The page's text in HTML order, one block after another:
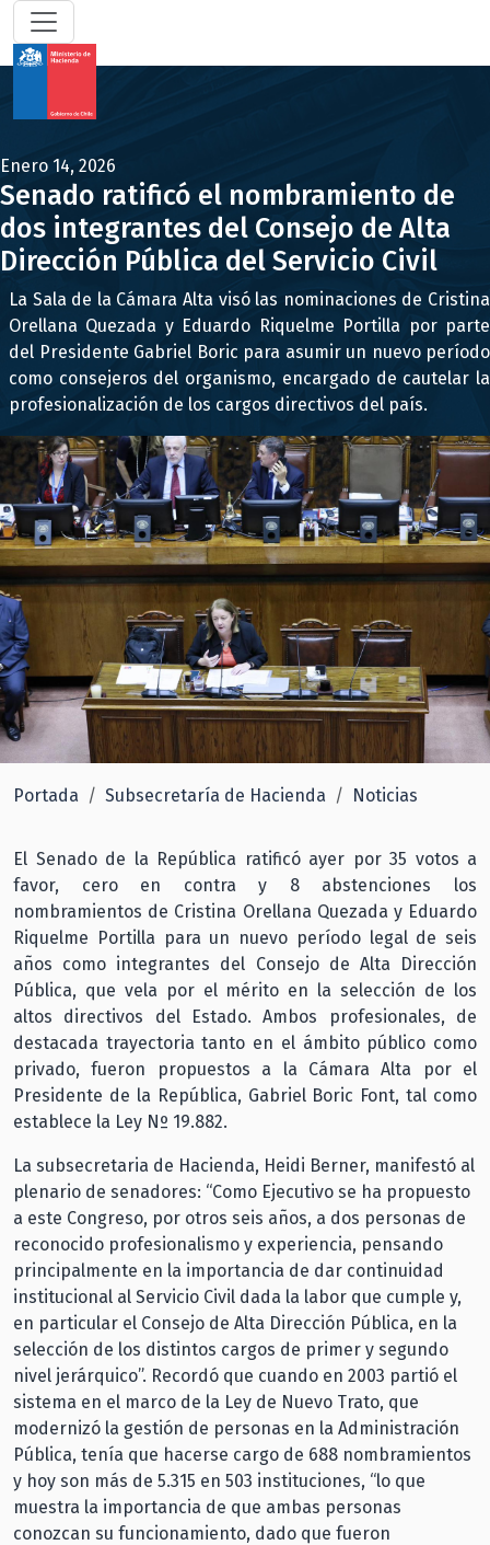
Enero 14, 2026
Senado ratificó el nombramiento de
dos integrantes del Consejo de Alta
Dirección Pública del Servicio Civil
La Sala de la Cámara Alta visó las nominaciones de Cristina
Orellana Quezada y Eduardo Riquelme Portilla por parte
del Presidente Gabriel Boric para asumir un nuevo período
como consejeros del organismo, encargado de cautelar la
profesionalización de los cargos directivos del país.
Portada Subsecretaría de Hacienda Noticias
El Senado de la República ratificó ayer por 35 votos a
favor, cero en contra y 8 abstenciones los
nombramientos de Cristina Orellana Quezada y Eduardo
Riquelme Portilla para un nuevo período legal de seis
años como integrantes del Consejo de Alta Dirección
Pública, que vela por el mérito en la selección de los
altos directivos del Estado. Ambos profesionales, de
destacada trayectoria tanto en el ámbito público como
privado, fueron propuestos a la Cámara Alta por el
Presidente de la República, Gabriel Boric Font, tal como
establece la Ley Nº 19.882.
La subsecretaria de Hacienda, Heidi Berner, manifestó al
plenario de senadores: “Como Ejecutivo se ha propuesto
a este Congreso, por otros seis años, a dos personas de
reconocido profesionalismo y experiencia, pensando
principalmente en la importancia de dar continuidad
institucional al Servicio Civil dada la labor que cumple y,
en particular el Consejo de Alta Dirección Pública, en la
selección de los distintos cargos de primer y segundo
nivel jerárquico”. Recordó que cuando en 2003 partió el
sistema en el marco de la Ley de Nuevo Trato, que
modernizó la gestión de personas en la Administración
Pública, tenía que hacerse cargo de 688 nombramientos
y hoy son más de 5.315 en 503 instituciones, “lo que
muestra la importancia de que ambas personas
conozcan su funcionamiento, dado que fueron